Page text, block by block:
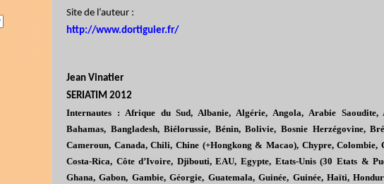
Site de l’auteur :
http://www.dortiguier.fr/
JeanVinatier
SERIATIM 2012
Internautes : Afrique du Sud, Albanie, Algérie, Angola, Arabie Saoudite,
Bahamas, Bangladesh, Biélorussie, Bénin, Bolivie, Bosnie Herzégovine,
Cameroun, Canada, Chili, Chine (+Hongkong & Macao), Chypre, Colombie,
Costa-Rica, Côte d’Ivoire, Djibouti, EAU, Egypte, Etats-Unis (30 Etats &
Ghana, Gabon, Gambie, Géorgie, Guatemala, Guinée, Guinée, Haïti,